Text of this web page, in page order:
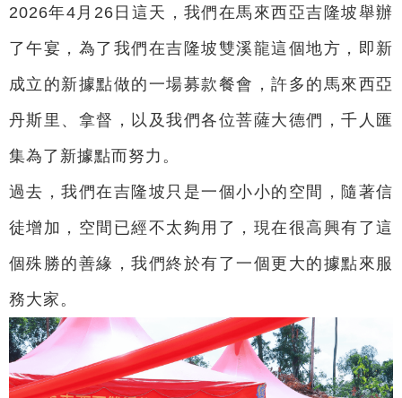
2026年4月26日這天，我們在馬來西亞吉隆坡舉辦
了午宴，為了我們在吉隆坡雙溪龍這個地方，即新
成立的新據點做的一場募款餐會，許多的馬來西亞
丹斯里、拿督，以及我們各位菩薩大德們，千人匯
集為了新據點而努力。
過去，我們在吉隆坡只是一個小小的空間，隨著信
徒增加，空間已經不太夠用了，現在很高興有了這
個殊勝的善緣，我們終於有了一個更大的據點來服
務大家。